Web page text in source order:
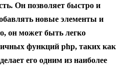
Он позволяет быстро и
новые элементы и
он может быть легко
функций php, таких как
его одним из наиболее